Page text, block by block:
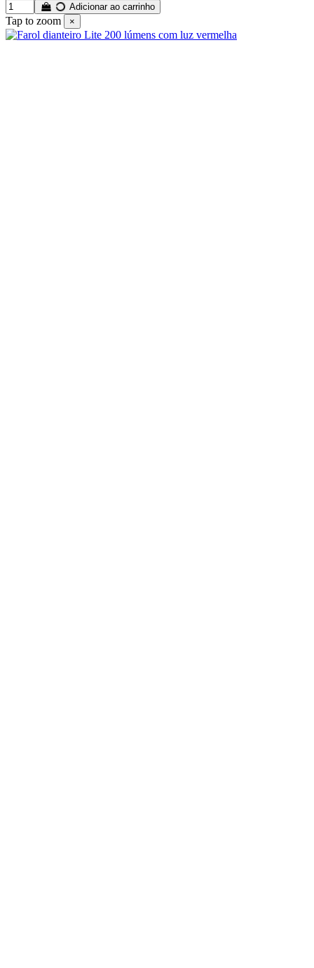
Adicionar ao carrinho
Tap to zoom ×